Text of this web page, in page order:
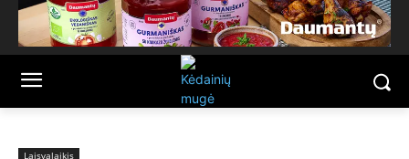
Laisvalaikis